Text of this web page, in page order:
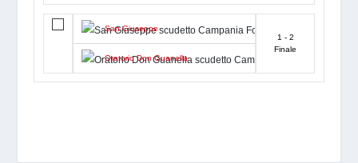
San Giuseppe
Oratorio Don Guanella
1 - 2
Finale